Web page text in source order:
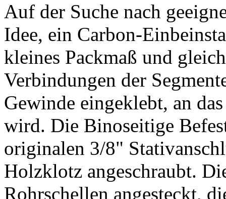
Auf der Suche nach
Idee, ein Carbon-
kleines Packmaß und
Verbindungen der
Gewinde eingeklebt, an
wird. Die Binoseitige
originalen 3/8"
Holzklotz angeschraubt.
Rohrschellen angesteckt,